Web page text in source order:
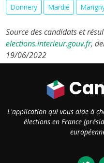
Donnery
Mardié
Source des candidats et
elections.interieur.gouv.fr,
19/06/2022
L'application qui vous aide à
élections en France